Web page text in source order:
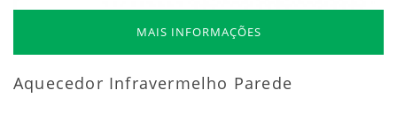
MAIS INFORMAÇÕES
Aquecedor Infravermelho Parede